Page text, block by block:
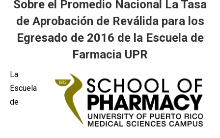
Sobre el Promedio Nacional La Tasa
de Aprobación de Reválida para los
Egresado de 2016 de la Escuela de
Farmacia UPR
La
Escuela
de